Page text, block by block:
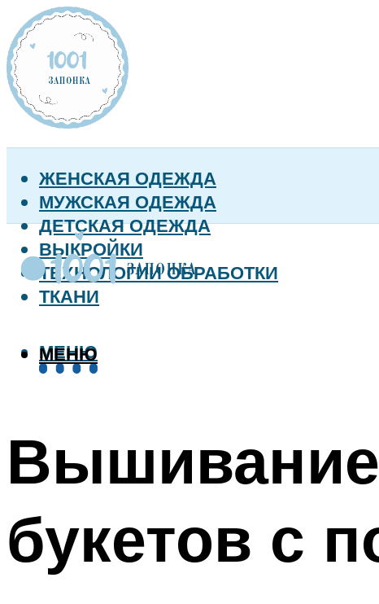
ЖЕНСКАЯ ОДЕЖДА
МУЖСКАЯ ОДЕЖДА
ДЕТСКАЯ ОДЕЖДА
ВЫКРОЙКИ
ТЕХНОЛОГИИ ОБРАБОТКИ
ТКАНИ
МЕНЮ
МЕНЮ
букетов с